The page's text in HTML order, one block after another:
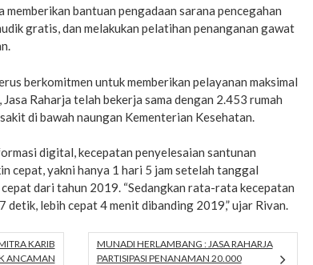
memberikan bantuan pengadaan sarana pencegahan
gratis, dan melakukan pelatihan penanganan gawat
berkomitmen untuk memberikan pelayanan maksimal
Raharja telah bekerja sama dengan 2.453 rumah
di bawah naungan Kementerian Kesehatan.
digital, kecepatan penyelesaian santunan
cepat, yakni hanya 1 hari 5 jam setelah tanggal
dari tahun 2019. “Sedangkan rata-rata kecepatan
detik, lebih cepat 4 menit dibanding 2019,” ujar Rivan.
KARIB
ANCAMAN
MUNADI HERLAMBANG : JASA RAHARJA
PARTISIPASI PENANAMAN 20.000